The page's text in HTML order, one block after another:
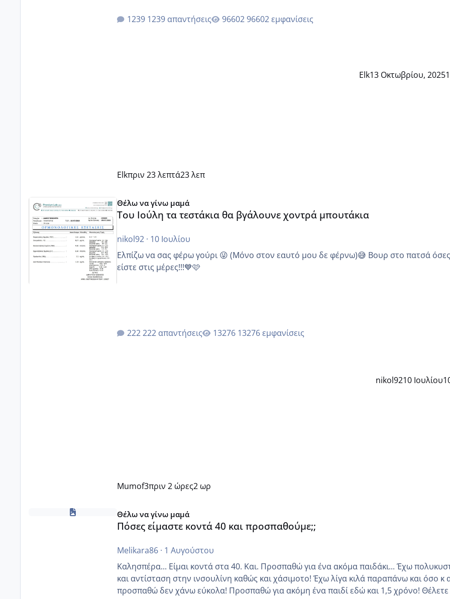
1239 απαντήσεις 96602 εμφανίσεις
Elk13 Οκτωβρίου, 2025
Elkπριν 23 λεπτά23 λεπ
Θέλω να γίνω μαμά
Του Ιούλη τα τεστάκια θα βγάλουνε χοντρά μπουτάκια
nikol92· 10 Ιουλίου
Ελπίζω να σας φέρω γούρι 😜 (Μόνο στον εαυτό μου δε φέρνω)😅 Βουρ στο πατσά όσες
είστε στις μέρες!!!💙🩷
222 απαντήσεις 13276 εμφανίσεις
nikol9210 Ιουλίου
Mumof3πριν 2 ώρες2 ωρ
Πόσες είμαστε κοντά 40 και προσπαθούμε;;
Θέλω να γίνω μαμά
Πόσες είμαστε κοντά 40 και προσπαθούμε;;
Melikara86· 1 Αυγούστου
Καλησπέρα... Είμαι κοντά στα 40. Και. Προσπαθώ για ένα ακόμα παιδάκι... Έχω πολυκυστικές
και αντίσταση στην ινσουλίνη καθώς και χάσιμοτο! Έχω λίγα κιλά παραπάνω και όσο κ
προσπαθώ δεν χάνω εύκολα! Προσπαθώ για ακόμη ένα παιδί εδώ και 1,5 χρόνο! Θέλετε να